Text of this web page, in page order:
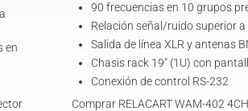
en
90 frecuencias en 10 grupos
Relación señal/ruido superior a
Salida de línea XLR y antenas
Chasis rack 19" (1U) con
Conexión de control RS-232
Comprar RELACART WAM-402